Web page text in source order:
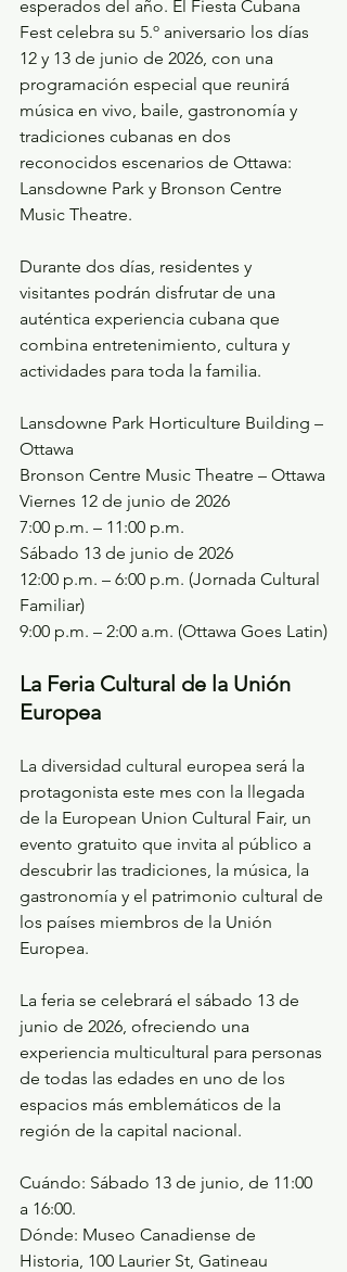
esperados del año. El Fiesta Cubana
Fest celebra su 5.º aniversario los días
12 y 13 de junio de 2026, con una
programación especial que reunirá
música en vivo, baile, gastronomía y
tradiciones cubanas en dos
reconocidos escenarios de Ottawa:
Lansdowne Park y Bronson Centre
Music Theatre.
Durante dos días, residentes y
visitantes podrán disfrutar de una
auténtica experiencia cubana que
combina entretenimiento, cultura y
actividades para toda la familia.
Lansdowne Park Horticulture Building –
Ottawa
Bronson Centre Music Theatre – Ottawa
Viernes 12 de junio de 2026
7:00 p.m. – 11:00 p.m.
Sábado 13 de junio de 2026
12:00 p.m. – 6:00 p.m. (Jornada Cultural
Familiar)
9:00 p.m. – 2:00 a.m. (Ottawa Goes Latin)
La Feria Cultural de la Unión
Europea
La diversidad cultural europea será la
protagonista este mes con la llegada
de la European Union Cultural Fair, un
evento gratuito que invita al público a
descubrir las tradiciones, la música, la
gastronomía y el patrimonio cultural de
los países miembros de la Unión
Europea.
La feria se celebrará el sábado 13 de
junio de 2026, ofreciendo una
experiencia multicultural para personas
de todas las edades en uno de los
espacios más emblemáticos de la
región de la capital nacional.
Cuándo: Sábado 13 de junio, de 11:00
a 16:00.
Dónde: Museo Canadiense de
Historia, 100 Laurier St, Gatineau